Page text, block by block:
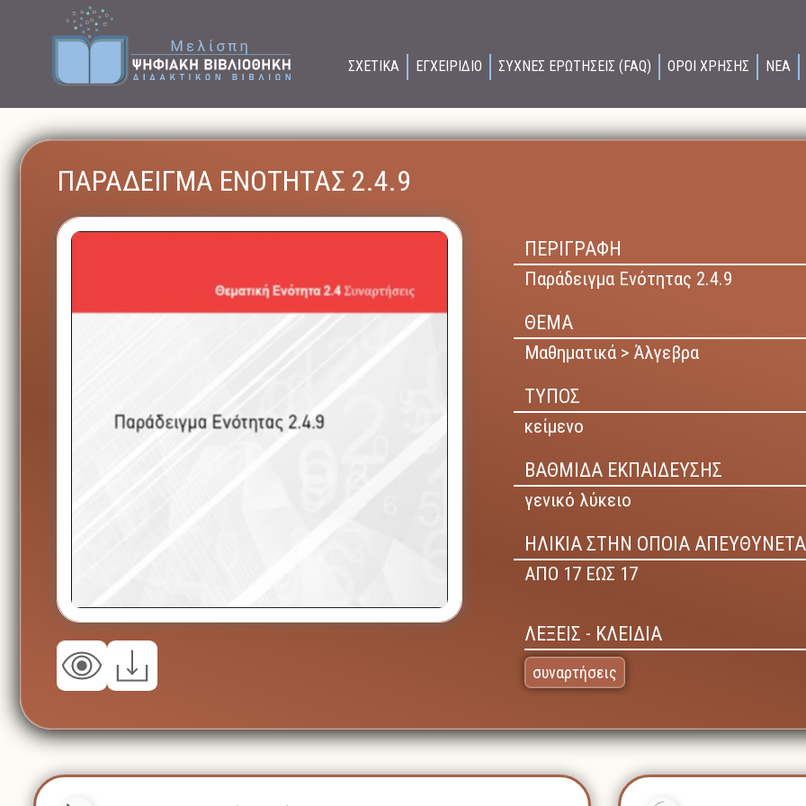
ΣΧΕΤΙΚΑ ΕΓΧΕΙΡΙΔΙΟ ΣΥΧΝΕΣ ΕΡΩΤΗΣΕΙΣ (FAQ) ΟΡΟΙ ΧΡΗΣΗΣ ΝΕΑ
ΠΑΡΑΔΕΙΓΜΑ ΕΝΟΤΗΤΑΣ 2.4.9
ΠΕΡΙΓΡΑΦΗ
Παράδειγμα Ενότητας 2.4.9
ΘΕΜΑ
Μαθηματικά > Άλγεβρα
ΤΥΠΟΣ
κείμενο
ΒΑΘΜΙΔΑ ΕΚΠΑΙΔΕΥΣΗΣ
γενικό λύκειο
ΗΛΙΚΙΑ ΣΤΗΝ ΟΠΟΙΑ
ΑΠΟ 17 ΕΩΣ 17
ΛΕΞΕΙΣ - ΚΛΕΙΔΙΑ
συναρτήσεις